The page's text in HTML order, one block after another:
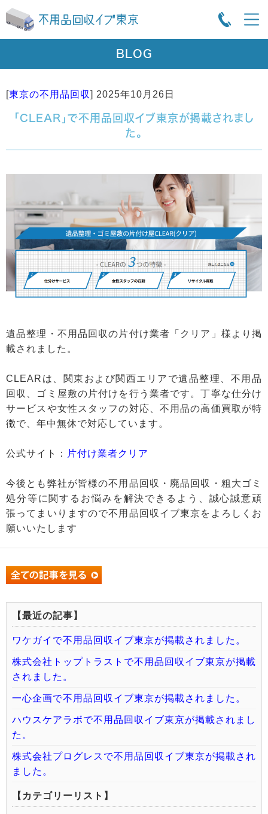
BLOG
[東京の不用品回収] 2025年10月26日
「CLEAR」で不用品回収イブ東京が掲載されまし
た。
遺品整理・不用品回収の片付け業者「クリア」様より掲
載されました。
CLEARは、関東および関西エリアで遺品整理、不用品
回収、ゴミ屋敷の片付けを行う業者です。丁寧な仕分け
サービスや女性スタッフの対応、不用品の高価買取が特
徴で、年中無休で対応しています。
公式サイト： 片付け業者クリア
今後とも弊社が皆様の不用品回収・廃品回収・粗大ゴミ
処分等に関するお悩みを解決できるよう、誠心誠意頑
張ってまいりますので不用品回収イブ東京をよろしくお
願いいたします
【最近の記事】
ワケガイで不用品回収イブ東京が掲載されました。
株式会社トップトラストで不用品回収イブ東京が掲載
されました。
一心企画で不用品回収イブ東京が掲載されました。
ハウスケアラボで不用品回収イブ東京が掲載されまし
た。
株式会社プログレスで不用品回収イブ東京が掲載され
ました。
【カテゴリーリスト】